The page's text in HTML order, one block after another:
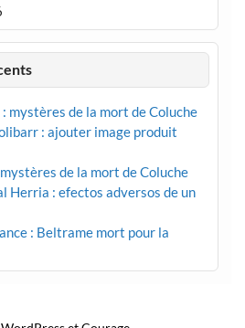
: mystères de la mort de Coluche
: ajouter image produit
de la mort de Coluche
Herria : efectos adversos de un
: Beltrame mort pour la